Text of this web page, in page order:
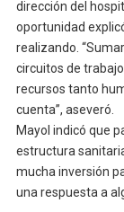
dirección del
oportunidad
realizando.
circuitos de
recursos tanto
cuenta”, aseveró.
Mayol indicó que
estructura
mucha inversión
una respuesta a